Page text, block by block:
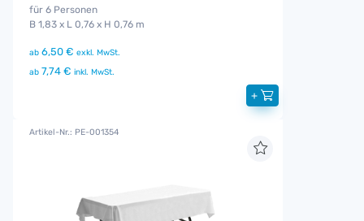
für 6 Personen
B 1,83 x L 0,76 x H 0,76 m
ab 6,50 € exkl. MwSt.
ab 7,74 € inkl. MwSt.
+
Artikel-Nr.: PE-001354